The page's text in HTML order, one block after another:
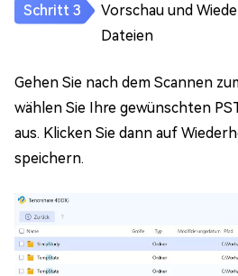
Vorschau und
Dateien
Gehen Sie nach dem Scannen
wählen Sie Ihre gewünschten
aus. Klicken Sie dann auf
speichern.